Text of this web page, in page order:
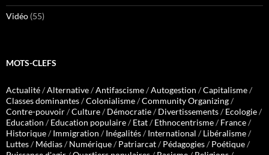
Vidéo (55)
MOTS-CLEFS
Actualité/Alternative/Antifascisme/Autogestion /Capitalisme/
Classes dominantes/Colonialisme/Community Organizing/
Contre-pouvoir/Culture/ Démocratie/ Divertissements/ Ecologie/
Education / Education populaire/ Etat/ Ethnocentrisme/ France/
Historique/ Immigration / Inégalités/ International / Libéralisme/
Luttes/ Médias/ Numérique/ Patriarcat/ Pédagogies/ Poétique/